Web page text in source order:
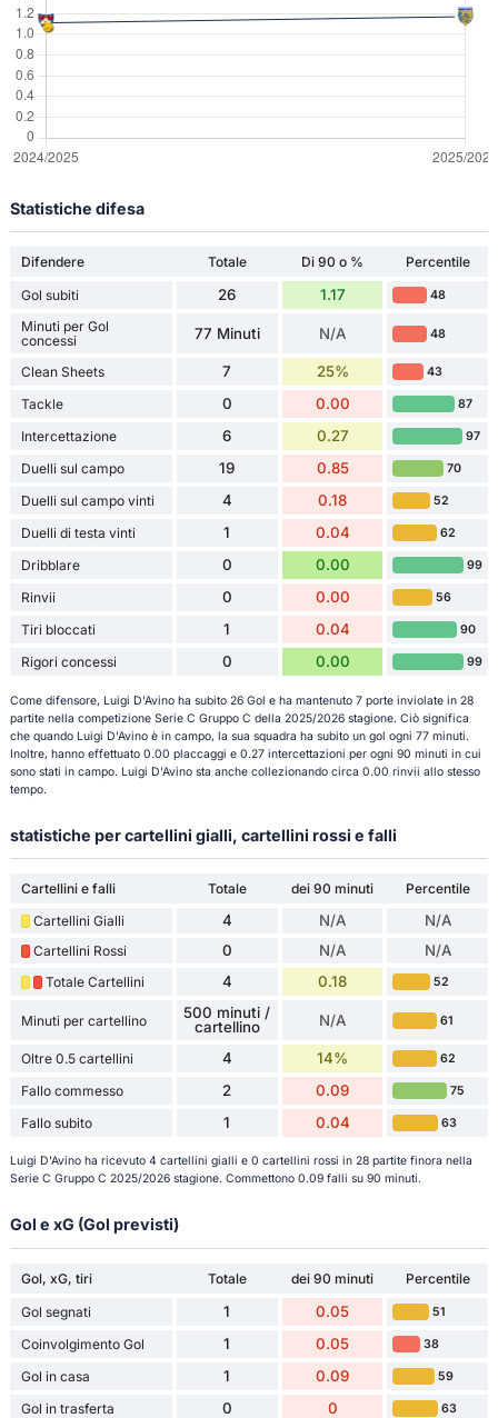
Statistiche difesa
Difendere Totale Di 90 o %
Percentile
Gol subiti
26 1.17 48
Minuti per Gol
concessi
77 Minuti N/A 48
Clean Sheets 7 25% 43
Tackle 0 0.00 87
Intercettazione 6 0.27 97
Duelli sul campo 19 0.85 70
Duelli sul campo vinti 4 0.18 52
Duelli di testa vinti 1 0.04 62
Dribblare 0 0.00 99
Rinvii 0 0.00 56
Tiri bloccati 1 0.04 90
Rigori concessi 0 0.00 99
Come difensore, Luigi D'Avino ha subito 26 Gol e ha mantenuto 7 porte inviolate in 28
partite nella competizione Serie C Gruppo C della 2025/2026 stagione. Ciò significa
che quando Luigi D'Avino è in campo, la sua squadra ha subito un gol ogni 77 minuti.
Inoltre, hanno effettuato 0.00 placcaggi e 0.27 intercettazioni per ogni 90 minuti in cui
sono stati in campo. Luigi D'Avino sta anche collezionando circa 0.00 rinvii allo stesso
tempo.
statistiche per cartellini gialli, cartellini rossi e falli
Cartellini e falli Totale dei 90 minuti
Percentile
Cartellini Gialli
4 N/A N/A
Cartellini Rossi 0 N/A N/A
Totale Cartellini 4 0.18 52
Minuti per cartellino
500 minuti /
cartellino
N/A 61
Oltre 0.5 cartellini 4 14% 62
Fallo commesso 2 0.09 75
Fallo subito 1 0.04 63
Luigi D'Avino ha ricevuto 4 cartellini gialli e 0 cartellini rossi in 28 partite finora nella
Serie C Gruppo C 2025/2026 stagione. Commettono 0.09 falli su 90 minuti.
Gol e xG (Gol previsti)
Gol, xG, tiri Totale dei 90 minuti
Percentile
Gol segnati
1 0.05 51
Coinvolgimento Gol 1 0.05 38
Gol in casa 1 0.09 59
Gol in trasferta 0 0 63